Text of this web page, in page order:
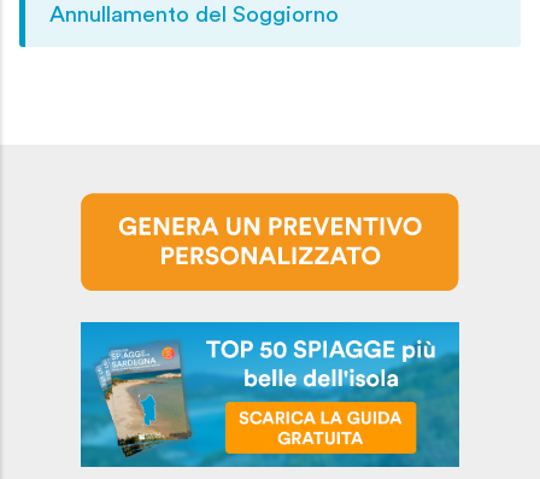
Annullamento del Soggiorno